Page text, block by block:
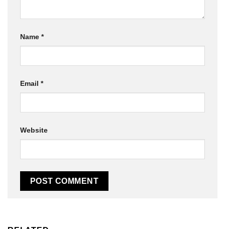
Name *
Email *
Website